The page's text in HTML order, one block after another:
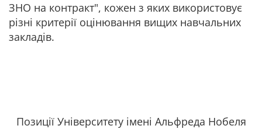
ЗНО на контракт", кожен з яких використовує
різні критерії оцінювання вищих навчальних
закладів.
Позиції Університету імені Альфреда Нобеля